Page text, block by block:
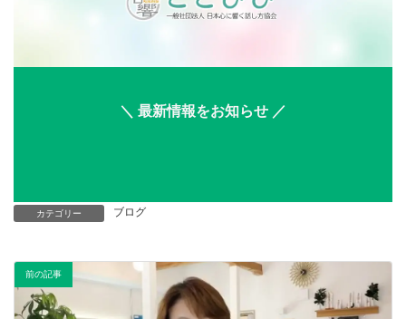
＼ 最新情報をお知らせ ／
カテゴリー ブログ
前の記事